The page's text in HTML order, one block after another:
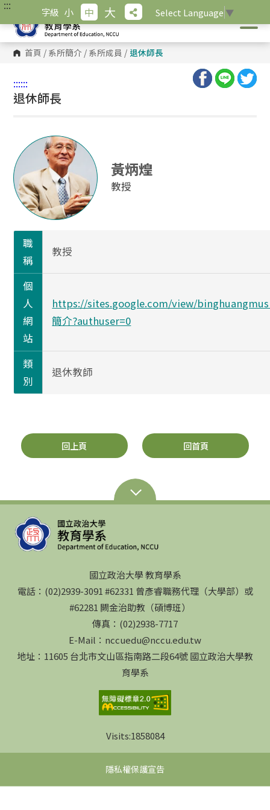
跳
主
內
容
::: 字級 小 中 大 Select Language ▼
首頁 / 系所簡介 / 系所成員 / 退休師長
::::::
退休師長
黃炳煌
教授
職
稱
教授
個
人
網
站
https://sites.google.com/view/
簡介?authuser=0
類
別
退休教師
回上頁 回首頁
國立政治大學 教育學系
電話：(02)2939-3091 #62331 曾彥睿職務代理（大學部）或
#62281 闕金治助教（碩博班）
傳真：(02)2938-7717
E-Mail：nccuedu@nccu.edu.tw
地址：11605 台北市文山區指南路二段64號 國立政治大學教
育學系
Visits:1858084
隱私權保護宣告